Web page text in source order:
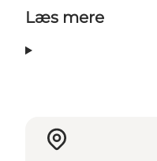
Læs mere